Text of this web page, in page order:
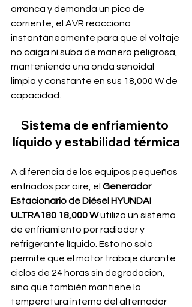
arranca y demanda un pico de
corriente, el AVR reacciona
instantáneamente para que el voltaje
no caiga ni suba de manera peligrosa,
manteniendo una onda senoidal
limpia y constante en sus 18,000 W de
capacidad.
Sistema de enfriamiento
líquido y estabilidad térmica
A diferencia de los equipos pequeños
enfriados por aire, el Generador
Estacionario de Diésel HYUNDAI
ULTRA180 18,000 W utiliza un sistema
de enfriamiento por radiador y
refrigerante líquido. Esto no solo
permite que el motor trabaje durante
ciclos de 24 horas sin degradación,
sino que también mantiene la
temperatura interna del alternador